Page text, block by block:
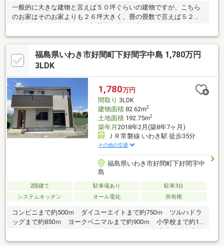
一般的に大きな建物と言えば５０坪ぐらいの建物ですが、こちら
のお家はそのお家よりも２６坪大きく、畳の畳数で言えば５２帖
です。
福島県いわき市好間町下好間字中島 1,780万円
3LDK
1,780万円
間取り 3LDK
建物面積82.62m2
土地面積192.75m2
築年月 2018年2月(築8年7ヶ月)
ＪＲ常磐線 いわき駅 徒歩35分
その他の交通
福島県いわき市好間町下好間字中
島
2階建て 駐車場あり
駐車3台
システムキッチン
オール電化 所有権
コンビニまで約500ｍ ダイユーエイトまで約750ｍ ツルハドラ
ッグまで約850ｍ ヨークベニマルまで約900ｍ 小学校まで約1.4
ｋｍ 中学校まで約1.4ｋｍ ※私道持分あり ※埋蔵文化財包蔵地